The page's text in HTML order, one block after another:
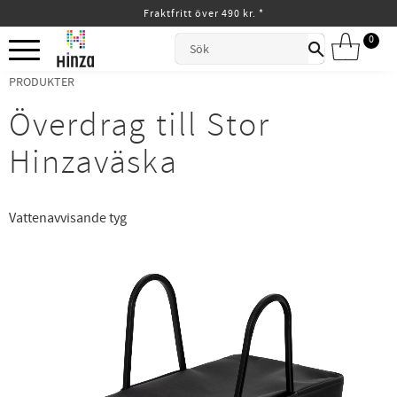
Meny
Fraktfritt över 490 kr. *
0
PRODUKTER
Överdrag till Stor
Hinzaväska
Vattenavvisande tyg